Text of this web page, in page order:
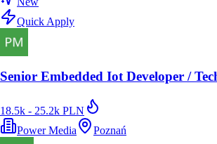
Quick Apply
Senior Embedded Iot Developer /
18.5k - 25.2k PLN
Power Media
Poznań